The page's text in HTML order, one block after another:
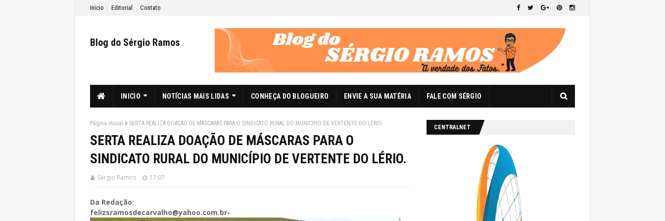
Inicio Editorial Contato
Blog do Sérgio Ramos
INICIO NOTÍCIAS MAIS LIDAS CONHEÇA DO BLOGUEIRO ENVIE A SUA MATÉRIA FALE COM SÉRGIO
Página inicial SERTA REALIZA DOAÇÃO DE MÁSCARAS PARA O SINDICATO RURAL DO MUNICÍPIO DE VERTENTE DO LÉRIO.
SERTA REALIZA DOAÇÃO DE MÁSCARAS PARA O
SINDICATO RURAL DO MUNICÍPIO DE VERTENTE DO LÉRIO.
Sérgio Ramos 17:07
Da Redação:
felizsramosdecarvalho@yahoo.com.br-
CENTRALNET